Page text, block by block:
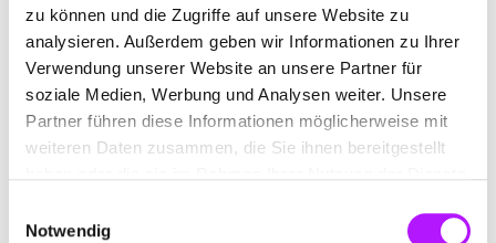
zu können und die Zugriffe auf unsere Website zu
analysieren. Außerdem geben wir Informationen zu Ihrer
Verwendung unserer Website an unsere Partner für
soziale Medien, Werbung und Analysen weiter. Unsere
Partner führen diese Informationen möglicherweise mit
weiteren Daten zusammen, die Sie ihnen bereitgestellt
Notwendig
Wenn du keine Kapazitäten für professionelle Designer
oder ein akkurates Social Media Marketing Team hast,
solltest du Mate ausprobieren, denn es spart dir eine
Menge Zeit und macht es absolut unmöglich, dein
Bildmaterial zu zerstören oder unprofessionell aussehen
professionell gestalteten Vorlagen, die du immer wieder